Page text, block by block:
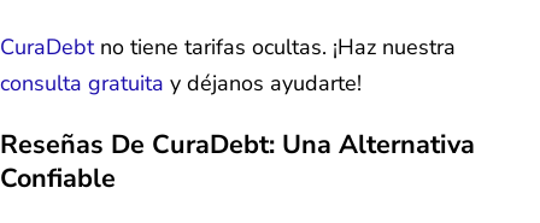
CuraDebtno tiene tarifas ocultas. ¡Haz nuestra
consulta gratuita y déjanos ayudarte!
Reseñas De CuraDebt: Una Alternativa
Confiable